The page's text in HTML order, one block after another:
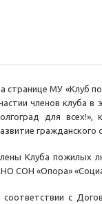
странице МУ «Клуб
членов клуба
для всех!»,
гражданского
Клуба пожилых
СОН «Опора»
соответствии с